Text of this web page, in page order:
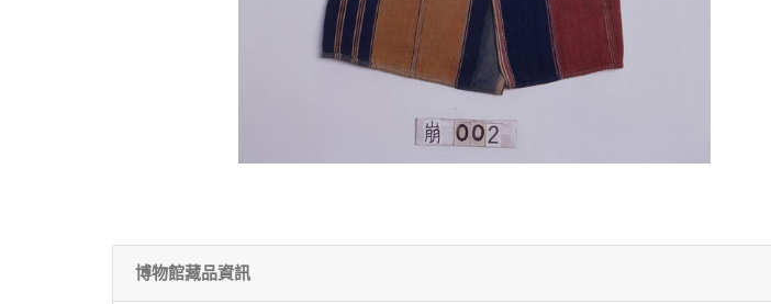
博物館藏品資訊